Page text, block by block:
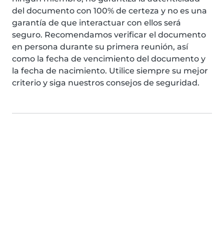
del documento con 100% de certeza y no es una
garantía de que interactuar con ellos será
seguro. Recomendamos verificar el documento
en persona durante su primera reunión, así
como la fecha de vencimiento del documento y
la fecha de nacimiento. Utilice siempre su mejor
criterio y siga nuestros consejos de seguridad.